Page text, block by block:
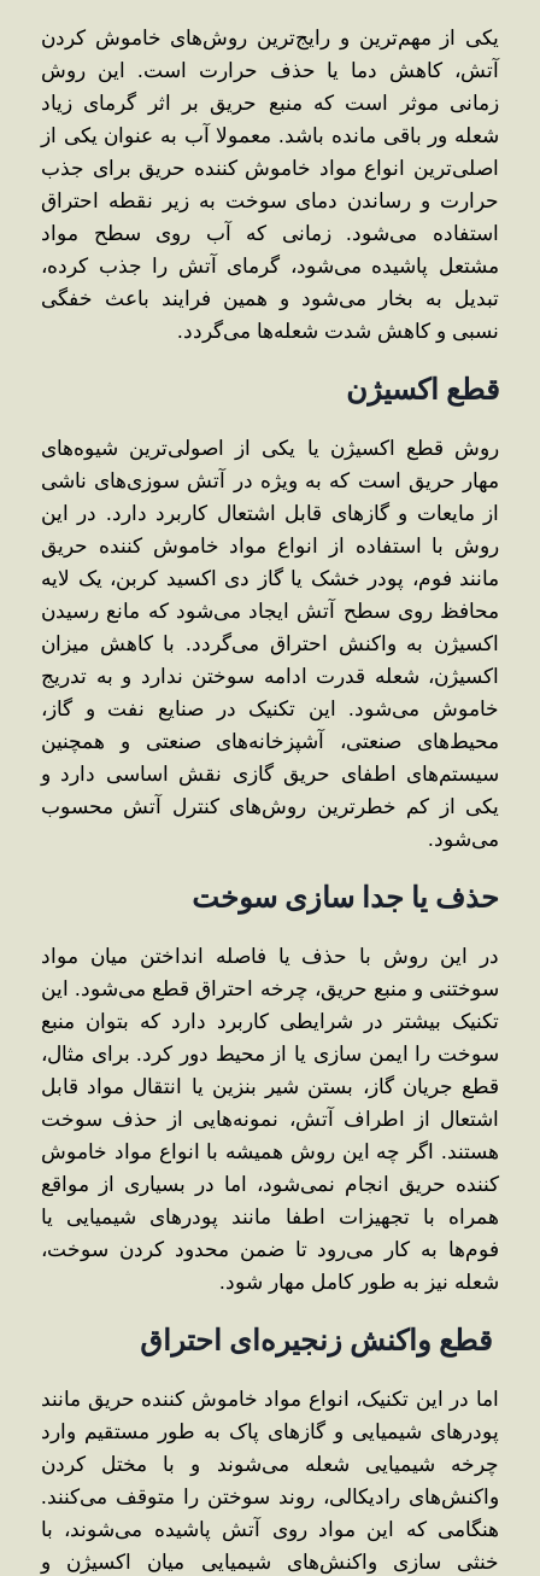
یکی از مهم‌ترین و رایج‌ترین روش‌های خاموش کردن
آتش، کاهش دما یا حذف حرارت است. این روش
زمانی موثر است که منبع حریق بر اثر گرمای زیاد
شعله ‌ور باقی مانده باشد. معمولا آب به عنوان یکی از
اصلی‌ترین انواع مواد خاموش کننده حریق برای جذب
حرارت و رساندن دمای سوخت به زیر نقطه احتراق
استفاده می‌شود. زمانی که آب روی سطح مواد
مشتعل پاشیده می‌شود، گرمای آتش را جذب کرده،
تبدیل به بخار می‌شود و همین فرایند باعث خفگی
نسبی و کاهش شدت شعله‌ها می‌گردد.
قطع اکسیژن
روش قطع اکسیژن یا یکی از اصولی‌ترین شیوه‌های
مهار حریق است که به‌ ویژه در آتش ‌سوزی‌های ناشی
از مایعات و گازهای قابل اشتعال کاربرد دارد. در این
روش با استفاده از انواع مواد خاموش کننده حریق
مانند فوم، پودر خشک یا گاز دی اکسید کربن، یک لایه
محافظ روی سطح آتش ایجاد می‌شود که مانع رسیدن
اکسیژن به واکنش احتراق می‌گردد. با کاهش میزان
اکسیژن، شعله قدرت ادامه سوختن ندارد و به‌ تدریج
خاموش می‌شود. این تکنیک در صنایع نفت و گاز،
محیط‌های صنعتی، آشپزخانه‌های صنعتی و همچنین
سیستم‌های اطفای حریق گازی نقش اساسی دارد و
یکی از کم ‌خطرترین روش‌های کنترل آتش محسوب
می‌شود.
حذف یا جدا سازی سوخت
در این روش با حذف یا فاصله انداختن میان مواد
سوختنی و منبع حریق، چرخه احتراق قطع می‌شود. این
تکنیک بیشتر در شرایطی کاربرد دارد که بتوان منبع
سوخت را ایمن‌ سازی یا از محیط دور کرد. برای مثال،
قطع جریان گاز، بستن شیر بنزین یا انتقال مواد قابل
اشتعال از اطراف آتش، نمونه‌هایی از حذف سوخت
هستند. اگر چه این روش همیشه با انواع مواد خاموش
کننده حریق انجام نمی‌شود، اما در بسیاری از مواقع
همراه با تجهیزات اطفا مانند پودرهای شیمیایی یا
فوم‌ها به کار می‌رود تا ضمن محدود کردن سوخت،
شعله نیز به ‌طور کامل مهار شود.
قطع واکنش زنجیره‌ای احتراق
اما در این تکنیک، انواع مواد خاموش کننده حریق مانند
پودرهای شیمیایی و گازهای پاک به‌ طور مستقیم وارد
چرخه شیمیایی شعله می‌شوند و با مختل کردن
واکنش‌های رادیکالی، روند سوختن را متوقف می‌کنند.
هنگامی که این مواد روی آتش پاشیده می‌شوند، با
خنثی ‌سازی واکنش‌های شیمیایی میان اکسیژن و